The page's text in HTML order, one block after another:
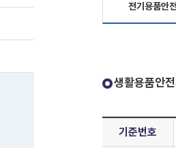
전기용품안
생활용품안
기준번호